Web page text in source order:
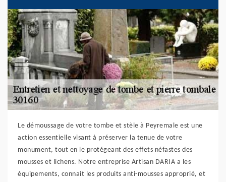
Le démoussage de votre tombe et stèle à Peyremale est une
action essentielle visant à préserver la tenue de votre
monument, tout en le protégeant des effets néfastes des
mousses et lichens. Notre entreprise Artisan DARIA a les
équipements, connait les produits anti-mousses approprié, et